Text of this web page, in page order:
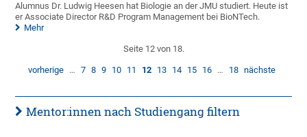
Alumnus Dr. Ludwig Heesen hat Biologie an der JMU studiert. Heute ist
er Associate Director R&D Program Management bei BioNTech.
Mehr
Seite 12 von 18.
vorherige … 7 8 9 10 11 12 13 14 15 16 … 18 nächste
Mentor:innen nach Studiengang filtern